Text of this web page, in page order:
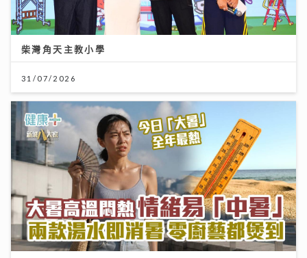
柴灣角天主教小學
31/07/2026